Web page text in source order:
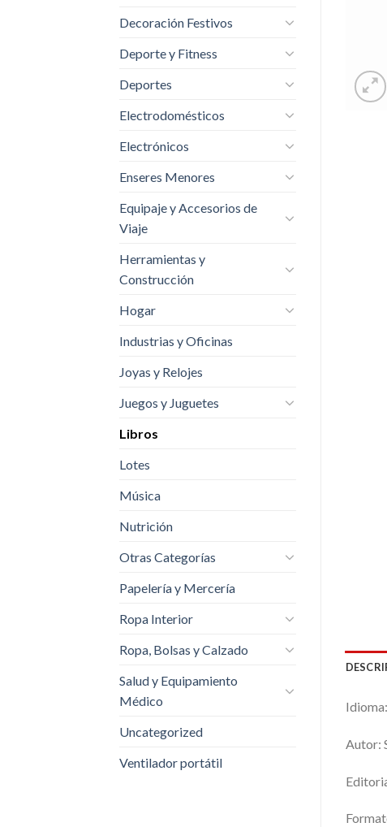
Decoración Festivos
Deporte y Fitness
Deportes
Electrodomésticos
Electrónicos
Enseres Menores
Equipaje y Accesorios de
Viaje
Herramientas y
Construcción
Hogar
Industrias y Oficinas
Joyas y Relojes
Juegos y Juguetes
Libros
Lotes
Música
Nutrición
Otras Categorías
Papelería y Mercería
Ropa Interior
Ropa, Bolsas y Calzado
Salud y Equipamiento
Médico
Uncategorized
Ventilador portátil
Autor: